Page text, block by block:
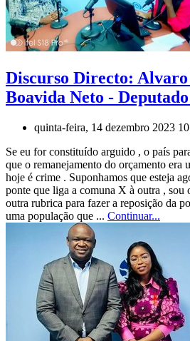
Discurso Directo:
Boavida Neto -
quinta-feira, 14 dezembro 2023
Se eu for constituído arguido , o país
que o remanejamento do orçamento era
hoje é crime . Suponhamos que esteja
ponte que liga a comuna X à outra , sou
outra rubrica para fazer a reposição da
uma população que ... Continuar...